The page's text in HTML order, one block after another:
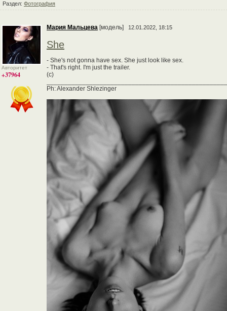
Раздел: Фотография
Авторитет
+37964
Мария Мальцева [модель] 12.01.2022, 18:15
She
- She's not gonna have sex. She just look like sex.
- That's right. I'm just the trailer.
(с)
Ph: Alexander Shlezinger